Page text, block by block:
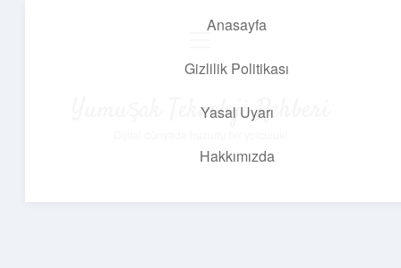
Anasayfa
Gizlilik Politikası
Yasal Uyarı
Hakkımızda
Yumuşak Teknoloji Rehberi